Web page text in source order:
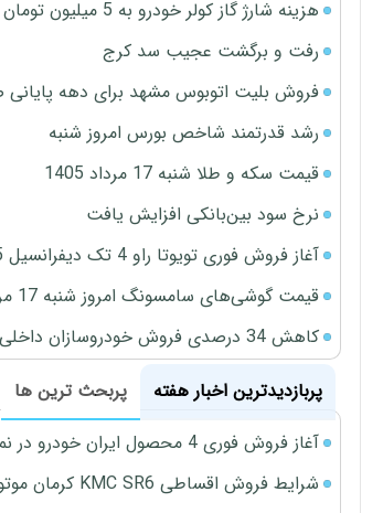
هزینه شارژ گاز کولر خودرو به 5 میلیون تومان رسید
رفت و برگشت عجیب سد کرج
فروش بلیت اتوبوس مشهد برای دهه
رشد قدرتمند شاخص بورس امروز شنبه
قیمت سکه و طلا شنبه 17 مرداد 1405
نرخ سود بین‌بانکی افزایش یافت
آغاز فروش فوری تویوتا راو 4 تک دیفرانسیل 2025
قیمت گوشی‌های سامسونگ امروز شنبه 17 مرداد 1405
کاهش 34 درصدی فروش خودروسازان داخلی در 4 ماه
پربازدیدترین اخبار هفته
پربحث ترین ها
آغاز فروش فوری 4 محصول ایران خودرو در نمایندگی‌ها
شرایط فروش اقساطی KMC SR6 کرمان موتور اعلام شد